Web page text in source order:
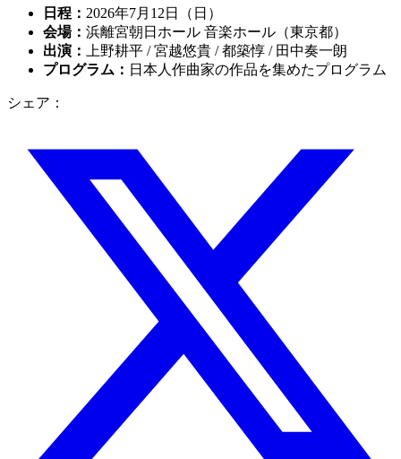
日程： 2026年7月12日（日）
会場： 浜離宮朝日ホール 音楽ホール（東京都）
出演：
上野耕平 / 宮越悠貴 / 都築惇 / 田中奏一朗
プログラム： 日本人作曲家の作品を集めたプログラム
シェア：